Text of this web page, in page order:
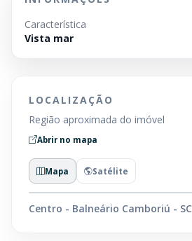
Característica
Vista mar
LOCALIZAÇÃO
Região aproximada do imóvel
Abrir no mapa
Mapa Satélite
Centro - Balneário Camboriú - SC